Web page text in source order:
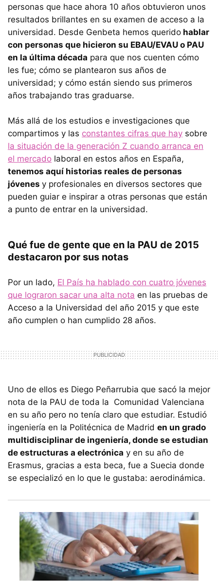
personas que hace ahora 10 años obtuvieron unos
resultados brillantes en su examen de acceso a la
universidad. Desde Genbeta hemos querido hablar
con personas que hicieron su EBAU/EVAU o PAU
en la última década para que nos cuenten cómo
les fue; cómo se plantearon sus años de
universidad; y cómo están siendo sus primeros
años trabajando tras graduarse.
Más allá de los estudios e investigaciones que
compartimos y las constantes cifras que hay sobre
la situación de la generación Z cuando arranca en
el mercado laboral en estos años en España,
tenemos aquí historias reales de personas
jóvenes y profesionales en diversos sectores que
pueden guiar e inspirar a otras personas que están
a punto de entrar en la universidad.
Qué fue de gente que en la PAU de 2015
destacaron por sus notas
Por un lado, El País ha hablado con cuatro jóvenes
que lograron sacar una alta nota en las pruebas de
Acceso a la Universidad del año 2015 y que este
año cumplen o han cumplido 28 años.
Uno de ellos es Diego Peñarrubia que sacó la mejor
nota de la PAU de toda la Comunidad Valenciana
en su año pero no tenía claro que estudiar. Estudió
ingeniería en la Politécnica de Madrid en un grado
multidisciplinar de ingeniería, donde se estudian
de estructuras a electrónica y en su año de
Erasmus, gracias a esta beca, fue a Suecia donde
se especializó en lo que le gustaba: aerodinámica.